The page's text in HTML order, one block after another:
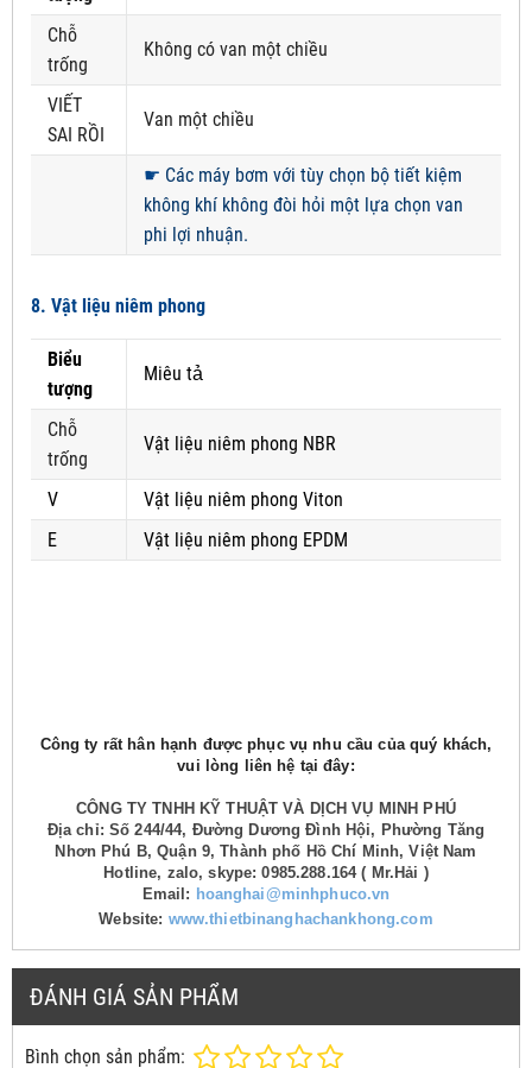
Chỗ
trống
Không có van một chiều
VIẾT
SAI RỒI
Van một chiều
☛ Các máy bơm với tùy chọn bộ tiết kiệm
không khí không đòi hỏi một lựa chọn van
phi lợi nhuận.
8. Vật liệu niêm phong
Biểu
tượng
Miêu tả
Chỗ
trống
Vật liệu niêm phong NBR
V
Vật liệu niêm phong Viton
E
Vật liệu niêm phong EPDM
Công ty rất hân hạnh được phục vụ nhu cầu của quý khách,
vui lòng liên hệ tại đây:
CÔNG TY TNHH KỸ THUẬT VÀ DỊCH VỤ MINH PHÚ
Địa chỉ: Số 244/44, Đường Dương Đình Hội, Phường Tăng
Nhơn Phú B, Quận 9, Thành phố Hồ Chí Minh, Việt Nam
Hotline, zalo, skype: 0985.288.164 ( Mr.Hải )
Email: hoanghai@minhphuco.vn
Website: www.thietbinanghachankhong.com
ĐÁNH GIÁ SẢN PHẨM
Bình chọn sản phẩm: